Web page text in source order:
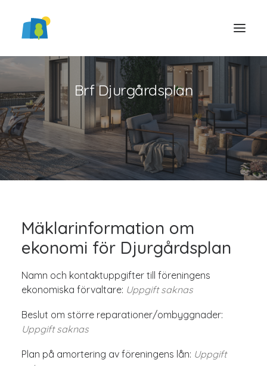
LOGGA IN
Brf Djurgårdsplan
Mäklarinformation om
ekonomi för Djurgårdsplan
Namn och kontaktuppgifter till föreningens
ekonomiska förvaltare: Uppgift saknas
Beslut om större reparationer/ombyggnader:
Uppgift saknas
Plan på amortering av föreningens lån: Uppgift